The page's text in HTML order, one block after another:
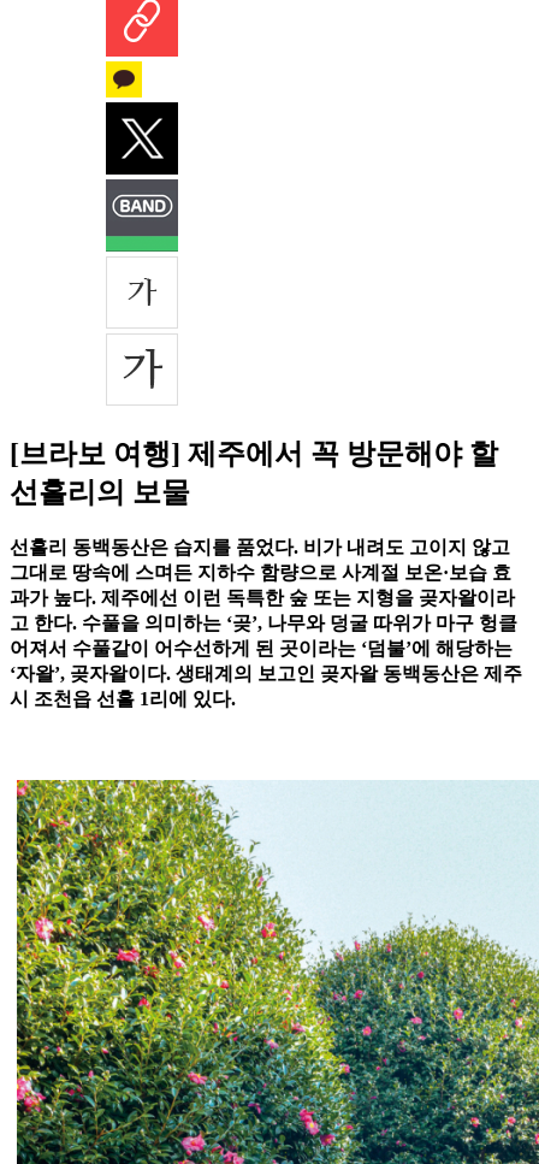
[브라보 여행] 제주에서 꼭 방문해야 할
선흘리의 보물
선흘리 동백동산은 습지를 품었다. 비가 내려도 고이지 않고
그대로 땅속에 스며든 지하수 함량으로 사계절 보온·보습 효
과가 높다. 제주에선 이런 독특한 숲 또는 지형을 곶자왈이라
고 한다. 수풀을 의미하는 ‘곶’, 나무와 덩굴 따위가 마구 헝클
어져서 수풀같이 어수선하게 된 곳이라는 ‘덤불’에 해당하는
‘자왈’, 곶자왈이다. 생태계의 보고인 곶자왈 동백동산은 제주
시 조천읍 선흘 1리에 있다.